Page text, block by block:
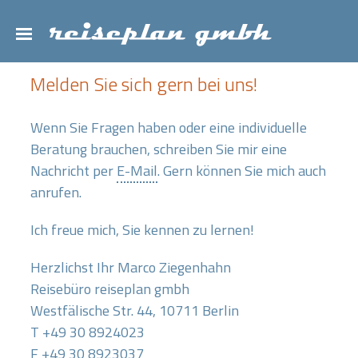
Melden Sie sich gern bei uns!
Wenn Sie Fragen haben oder eine individuelle
Beratung brauchen, schreiben Sie mir eine
Nachricht perE-Mail. Gern können Sie mich auch
anrufen.
Ich freue mich, Sie kennen zu lernen!
Herzlichst Ihr Marco Ziegenhahn
Reisebüro reiseplan gmbh
Westfälische Str. 44, 10711 Berlin
T +49 30 8924023
F +49 30 8923037